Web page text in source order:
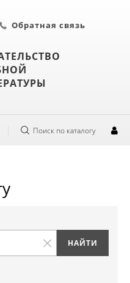
Обратная связь
Поиск по каталогу